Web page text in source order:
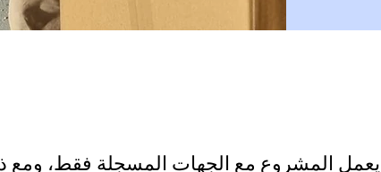
يعمل المشروع مع الجهات المسجلة فقط، ومع